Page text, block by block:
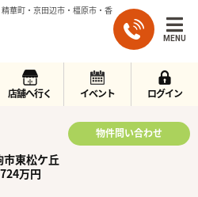
華町・京田辺市・橿原市・香
MENU
店舗へ行く イベント ログイン
物件問い合わせ
市東松ケ丘
724万円